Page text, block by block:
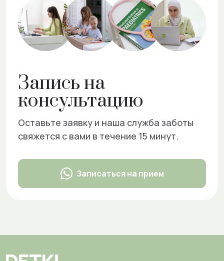
Запись на
консультацию
Оставьте заявку и наша служба заботы
свяжется с вами в течение 15 минут.
Записаться на прием